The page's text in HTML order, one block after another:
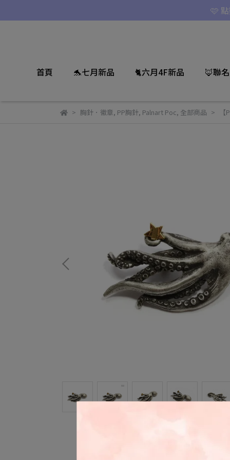
🩷
首頁 🐬七月新品 🐈六月4F新品 🦊聯
胸針．徽章, PP胸針, Palnart Poc, 全部商品